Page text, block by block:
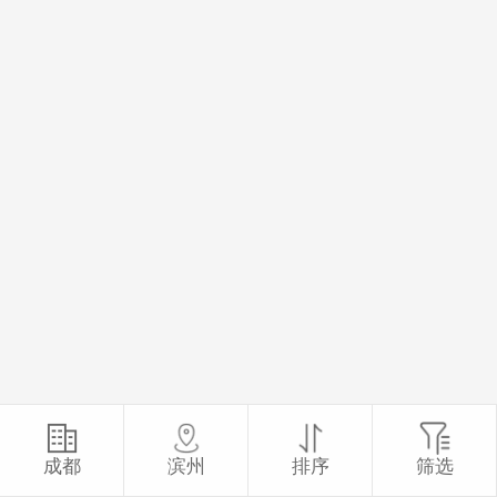
成都 滨州 排序 筛选